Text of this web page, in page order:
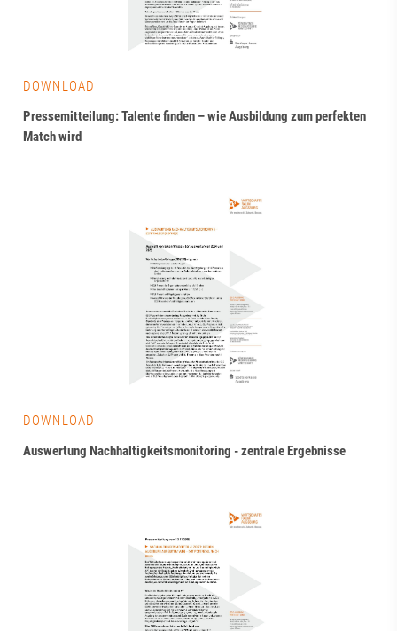
DOWNLOAD
Pressemitteilung: Talente finden – wie Ausbildung zum perfekten
Match wird
DOWNLOAD
Auswertung Nachhaltigkeitsmonitoring - zentrale Ergebnisse